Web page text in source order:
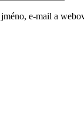
e-mail a